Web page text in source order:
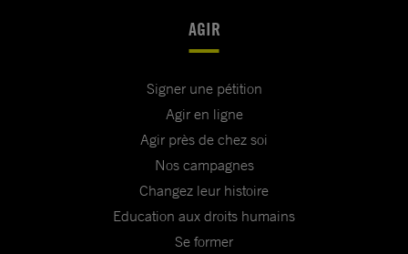
AGIR
Signer une pétition
Agir en ligne
Agir près de chez soi
Nos campagnes
Changez leur histoire
Education aux droits humains
Se former